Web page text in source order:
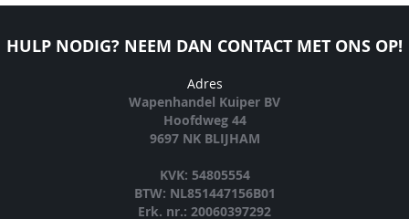
HULP NODIG? NEEM DAN CONTACT MET ONS OP!
Adres
Wapenhandel Kuiper BV
Hoofdweg 44
9697 NK BLIJHAM
KVK: 54805554
BTW: NL851447156B01
Erk. nr.: 20060397292